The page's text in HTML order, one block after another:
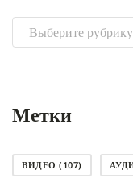
Выбрать
рубрику
Метки
ВИДЕО (107)